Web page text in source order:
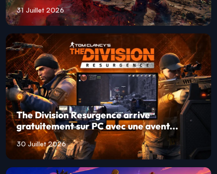
31 Juillet 2026
The Division Resurgence arrive
gratuitement sur PC avec une avent...
30 Juillet 2026